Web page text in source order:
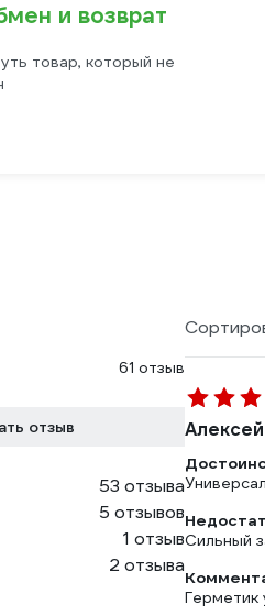
и возврат
товар, который не
61 отзыв
отзыв
53 отзыва
5 отзывов
1 отзыв
2 отзыва
Алексей
Сильный
Герметик